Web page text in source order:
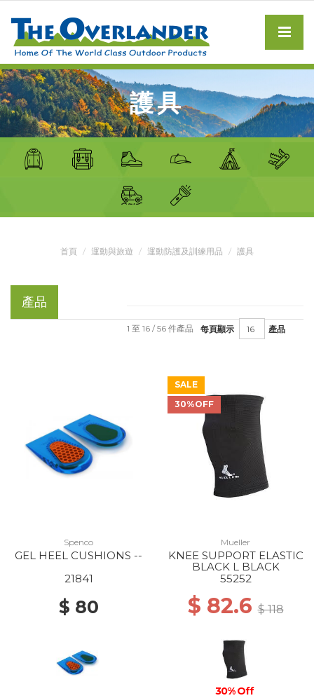
護具
首頁 運動與旅遊 運動防護及訓練用品 護具
產品
每頁顯示 產品
1 至 16 / 56 件產品
Spenco
GEL HEEL CUSHIONS --
21841
$ 80
SALE
30%OFF
Mueller
KNEE SUPPORT ELASTIC
BLACK L BLACK
55252
$ 82.6$ 118
30% Off